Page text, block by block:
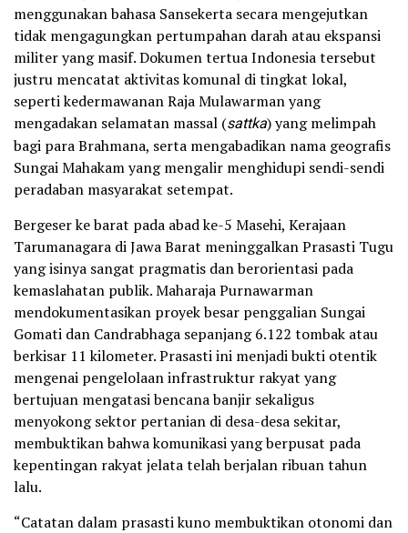
menggunakan bahasa Sansekerta secara mengejutkan
tidak mengagungkan pertumpahan darah atau ekspansi
militer yang masif. Dokumen tertua Indonesia tersebut
justru mencatat aktivitas komunal di tingkat lokal,
seperti kedermawanan Raja Mulawarman yang
mengadakan selamatan massal (sattka) yang melimpah
bagi para Brahmana, serta mengabadikan nama geografis
Sungai Mahakam yang mengalir menghidupi sendi-sendi
peradaban masyarakat setempat.
Bergeser ke barat pada abad ke-5 Masehi, Kerajaan
Tarumanagara di Jawa Barat meninggalkan Prasasti Tugu
yang isinya sangat pragmatis dan berorientasi pada
kemaslahatan publik. Maharaja Purnawarman
mendokumentasikan proyek besar penggalian Sungai
Gomati dan Candrabhaga sepanjang 6.122 tombak atau
berkisar 11 kilometer. Prasasti ini menjadi bukti otentik
mengenai pengelolaan infrastruktur rakyat yang
bertujuan mengatasi bencana banjir sekaligus
menyokong sektor pertanian di desa-desa sekitar,
membuktikan bahwa komunikasi yang berpusat pada
kepentingan rakyat jelata telah berjalan ribuan tahun
lalu.
“Catatan dalam prasasti kuno membuktikan otonomi dan